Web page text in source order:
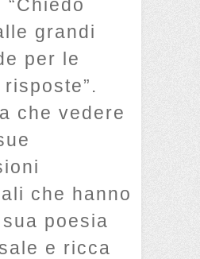
grandi
per le
che vedere
che hanno
poesia
e ricca